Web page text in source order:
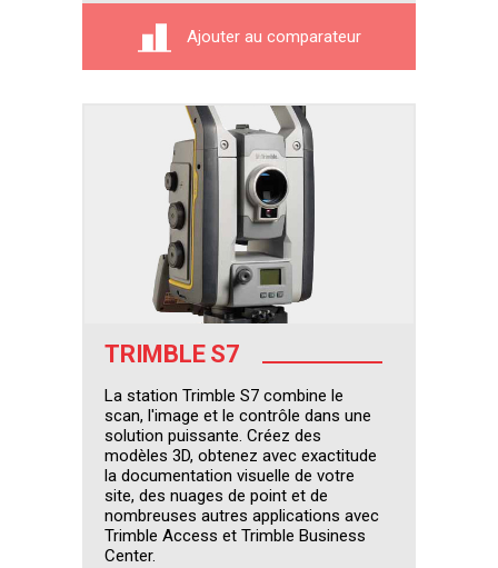
Ajouter au comparateur
TRIMBLE S7
La station Trimble S7 combine le
scan, l'image et le contrôle dans une
solution puissante. Créez des
modèles 3D, obtenez avec exactitude
la documentation visuelle de votre
site, des nuages de point et de
nombreuses autres applications avec
Trimble Access et Trimble Business
Center.